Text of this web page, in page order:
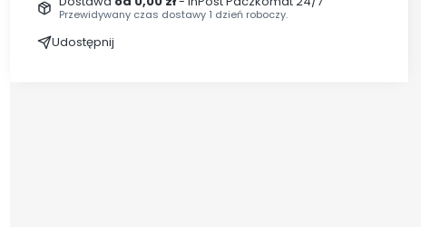
Przewidywany czas dostawy 1 dzień roboczy.
Udostępnij